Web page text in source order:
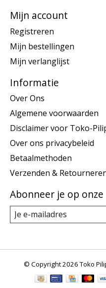
Mijn account
Registreren
Mijn bestellingen
Mijn verlanglijst
Informatie
Over Ons
Algemene voorwaarden
Disclaimer voor Toko-
Over ons privacybeleid
Betaalmethoden
Verzenden &
Abonneer je op
© Copyright 2026 Toko